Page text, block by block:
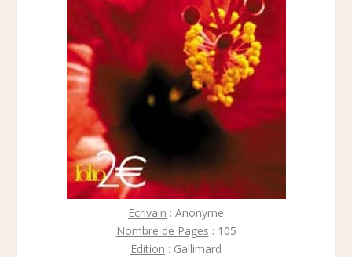
Ecrivain : Anonyme
Nombre de Pages : 105
Edition : Gallimard